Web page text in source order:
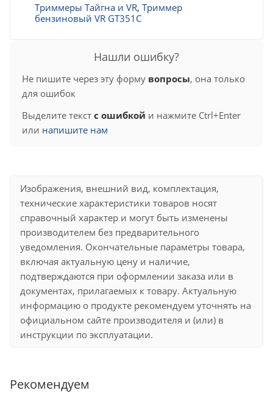
Триммеры Тайгна и VR, Триммер
бензиновый VR GT351C
Нашли ошибку?
Не пишите через эту форму вопросы, она только
для ошибок
Выделите текст с ошибкой и нажмите Ctrl+Enter
или напишите нам
Изображения, внешний вид, комплектация,
технические характеристики товаров носят
справочный характер и могут быть изменены
производителем без предварительного
уведомления. Окончательные параметры товара,
включая актуальную цену и наличие,
подтверждаются при оформлении заказа или в
документах, прилагаемых к товару. Актуальную
информацию о продукте рекомендуем уточнять на
официальном сайте производителя и (или) в
инструкции по эксплуатации.
Рекомендуем